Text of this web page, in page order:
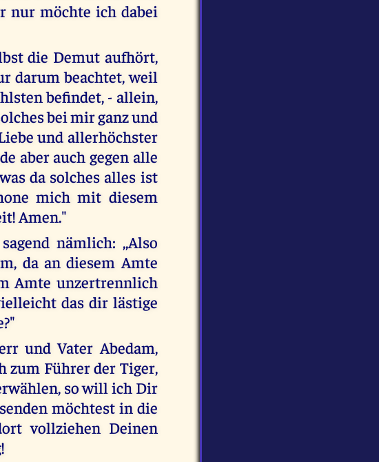
nur möchte ich dabei
die Demut aufhört,
darum beachtet, weil
befindet, - allein,
bei mir ganz und
und allerhöchster
aber auch gegen alle
da solches alles ist
mich mit diesem
Amen."
nämlich: ,,Also
da an diesem Amte
Amte unzertrennlich
das dir lästige
und Vater Abedam,
zum Führer der Tiger,
so will ich Dir
möchtest in die
vollziehen Deinen